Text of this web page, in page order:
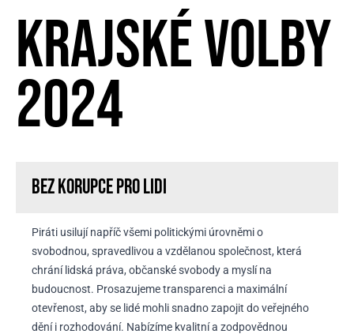
KRAJSKÉ VOLBY
2024
Bez korupce Pro lidi
Piráti usilují napříč všemi politickými úrovněmi o
svobodnou, spravedlivou a vzdělanou společnost, která
chrání lidská práva, občanské svobody a myslí na
budoucnost. Prosazujeme transparenci a maximální
otevřenost, aby se lidé mohli snadno zapojit do veřejného
dění i rozhodování. Nabízíme kvalitní a zodpovědnou